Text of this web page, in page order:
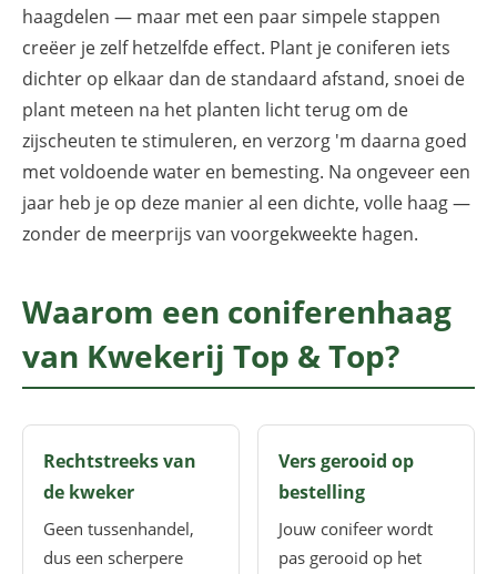
haagdelen — maar met een paar simpele stappen
creëer je zelf hetzelfde effect. Plant je coniferen iets
dichter op elkaar dan de standaard afstand, snoei de
plant meteen na het planten licht terug om de
zijscheuten te stimuleren, en verzorg 'm daarna goed
met voldoende water en bemesting. Na ongeveer een
jaar heb je op deze manier al een dichte, volle haag —
zonder de meerprijs van voorgekweekte hagen.
Waarom een coniferenhaag
van Kwekerij Top & Top?
Rechtstreeks van
de kweker
Geen tussenhandel,
dus een scherpere
Vers gerooid op
bestelling
Jouw conifeer wordt
pas gerooid op het